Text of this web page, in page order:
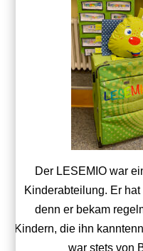
Der LESEMIO war
Kinderabteilung. Er
denn er bekam
Kindern, die ihn
war stets von